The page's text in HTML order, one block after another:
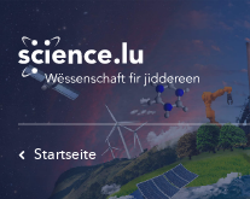
to
main
content
Startseite